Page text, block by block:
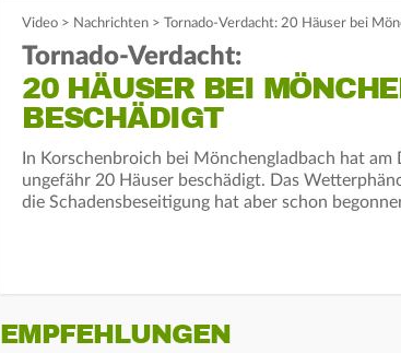
Video > Nachrichten > Tornado-Verdacht: 20 Häuser bei
Tornado-Verdacht:
20 HÄUSER BEI
BESCHÄDIGT
In Korschenbroich bei Mönchengladbach hat
ungefähr 20 Häuser beschädigt. Das
die Schadensbeseitigung hat aber schon
EMPFEHLUNGEN